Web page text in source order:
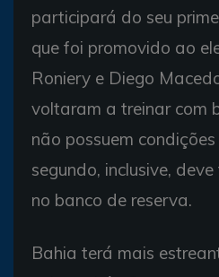
participará do seu
que foi promovido ao
Roniery e Diego
voltaram a treinar com
não possuem
segundo, inclusive,
no banco de reserva.
Bahia terá mais